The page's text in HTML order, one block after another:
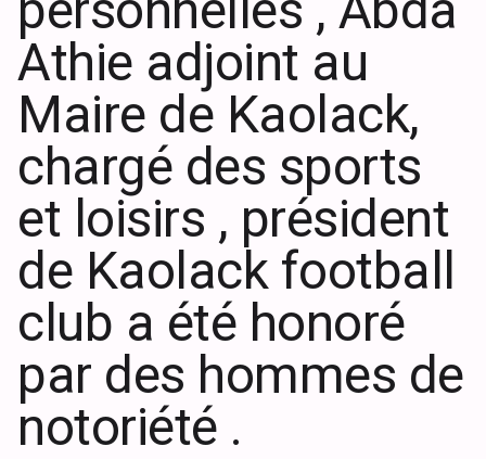
Athie adjoint au
Maire de Kaolack,
chargé des sports
et loisirs , président
de Kaolack football
club a été honoré
par des hommes de
notoriété .